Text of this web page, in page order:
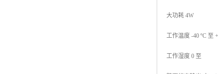
大功耗 4W
工作温度 -40 ºC 至
工作湿度 0 至